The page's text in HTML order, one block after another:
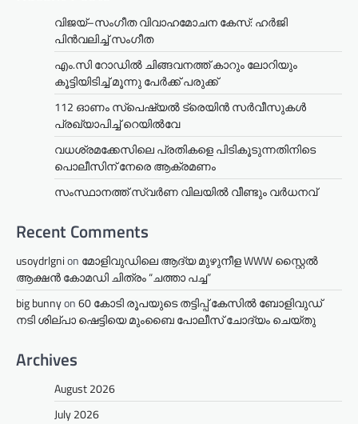
വിജയ്–സംഗീത വിവാഹമോചന കേസ്: ഹർജി
പിൻവലിച്ച് സംഗീത
എം.സി റോഡിൽ ചിങ്ങവനത്ത് കാറും ലോറിയും
കൂട്ടിയിടിച്ച് മൂന്നു പേർക്ക് പരുക്ക്
112 ഓണം സ്പെഷ്യൽ ട്രെയിൻ സർവീസുകൾ
പ്രഖ്യാപിച്ച് റെയിൽവേ
വധശ്രമക്കേസിലെ പ്രതികളെ പിടികൂടുന്നതിനിടെ
പൊലീസിന് നേരെ ആക്രമണം
സംസ്ഥാനത്ത് സ്വർണ വിലയിൽ വീണ്ടും വർധനവ്
Recent Comments
usoydrlgnion മോളിവുഡിലെ ആദ്യ മുഴുനീള WWW സ്റ്റൈൽ
ആക്ഷൻ കോമഡി ചിത്രം “ചത്താ പച്ച”
big bunnyon60 കോടി രൂപയുടെ തട്ടിപ്പ് കേസിൽ ബോളിവുഡ്
നടി ശില്പാ ഷെട്ടിയെ മുംബൈ പോലീസ് ചോദ്യം ചെയ്തു
Archives
August 2026
July 2026